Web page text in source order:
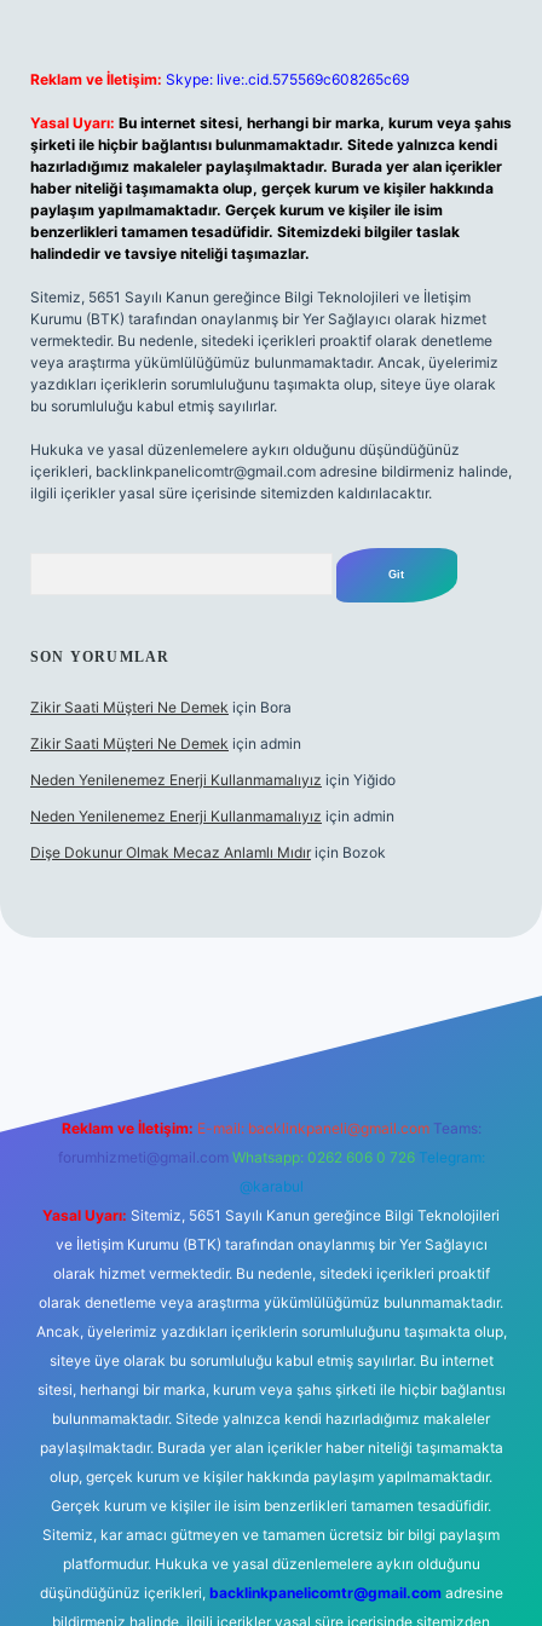
Reklam ve İletişim: Skype: live:.cid.575569c608265c69
Yasal Uyarı: Bu internet sitesi, herhangi bir marka, kurum veya şahıs
şirketi ile hiçbir bağlantısı bulunmamaktadır. Sitede yalnızca kendi
hazırladığımız makaleler paylaşılmaktadır. Burada yer alan içerikler
haber niteliği taşımamakta olup, gerçek kurum ve kişiler hakkında
paylaşım yapılmamaktadır. Gerçek kurum ve kişiler ile isim
benzerlikleri tamamen tesadüfidir. Sitemizdeki bilgiler taslak
halindedir ve tavsiye niteliği taşımazlar.
Sitemiz, 5651 Sayılı Kanun gereğince Bilgi Teknolojileri ve İletişim
Kurumu (BTK) tarafından onaylanmış bir Yer Sağlayıcı olarak hizmet
vermektedir. Bu nedenle, sitedeki içerikleri proaktif olarak denetleme
veya araştırma yükümlülüğümüz bulunmamaktadır. Ancak, üyelerimiz
yazdıkları içeriklerin sorumluluğunu taşımakta olup, siteye üye olarak
bu sorumluluğu kabul etmiş sayılırlar.
Hukuka ve yasal düzenlemelere aykırı olduğunu düşündüğünüz
içerikleri, backlinkpanelicomtr@gmail.com adresine bildirmeniz halinde,
ilgili içerikler yasal süre içerisinde sitemizden kaldırılacaktır.
SON YORUMLAR
Zikir Saati Müşteri Ne Demek için Bora
Zikir Saati Müşteri Ne Demek için admin
Neden Yenilenemez Enerji Kullanmamalıyız için Yiğido
Neden Yenilenemez Enerji Kullanmamalıyız için admin
Dişe Dokunur Olmak Mecaz Anlamlı Mıdır için Bozok
Reklam ve İletişim: E-mail: backlinkpaneli@gmail.com Teams:
forumhizmeti@gmail.com Whatsapp: 0262 606 0 726 Telegram:
@karabul
Yasal Uyarı: Sitemiz, 5651 Sayılı Kanun gereğince Bilgi Teknolojileri
ve İletişim Kurumu (BTK) tarafından onaylanmış bir Yer Sağlayıcı
olarak hizmet vermektedir. Bu nedenle, sitedeki içerikleri proaktif
olarak denetleme veya araştırma yükümlülüğümüz bulunmamaktadır.
Ancak, üyelerimiz yazdıkları içeriklerin sorumluluğunu taşımakta olup,
siteye üye olarak bu sorumluluğu kabul etmiş sayılırlar. Bu internet
sitesi, herhangi bir marka, kurum veya şahıs şirketi ile hiçbir bağlantısı
bulunmamaktadır. Sitede yalnızca kendi hazırladığımız makaleler
paylaşılmaktadır. Burada yer alan içerikler haber niteliği taşımamakta
olup, gerçek kurum ve kişiler hakkında paylaşım yapılmamaktadır.
Gerçek kurum ve kişiler ile isim benzerlikleri tamamen tesadüfidir.
Sitemiz, kar amacı gütmeyen ve tamamen ücretsiz bir bilgi paylaşım
platformudur. Hukuka ve yasal düzenlemelere aykırı olduğunu
düşündüğünüz içerikleri, backlinkpanelicomtr@gmail.comadresine
bildirmeniz halinde, ilgili içerikler yasal süre içerisinde sitemizden